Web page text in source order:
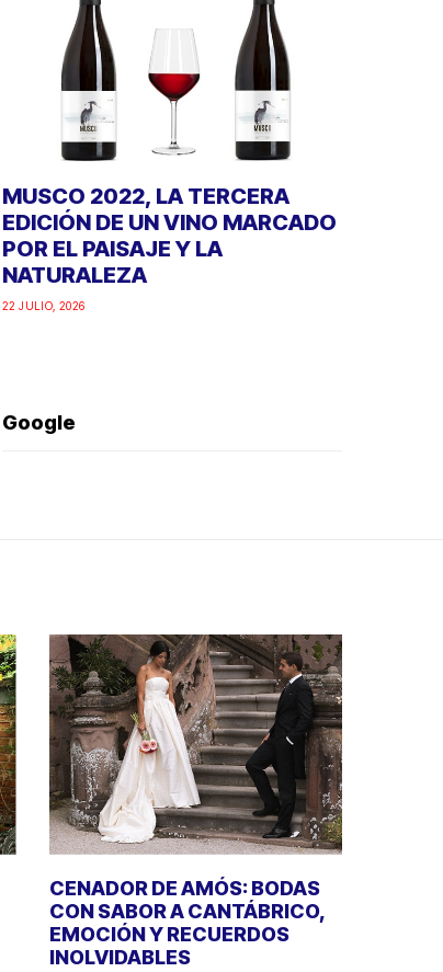
MUSCO 2022, LA TERCERA
EDICIÓN DE UN VINO MARCADO
POR EL PAISAJE Y LA
NATURALEZA
22 JULIO, 2026
Google
CENADOR DE AMÓS: BODAS
CON SABOR A CANTÁBRICO,
EMOCIÓN Y RECUERDOS
INOLVIDABLES